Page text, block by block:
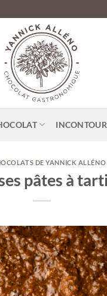
DE YANNICK ALLÉNO
pâtes à